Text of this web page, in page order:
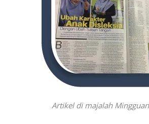
Artikel di majalah